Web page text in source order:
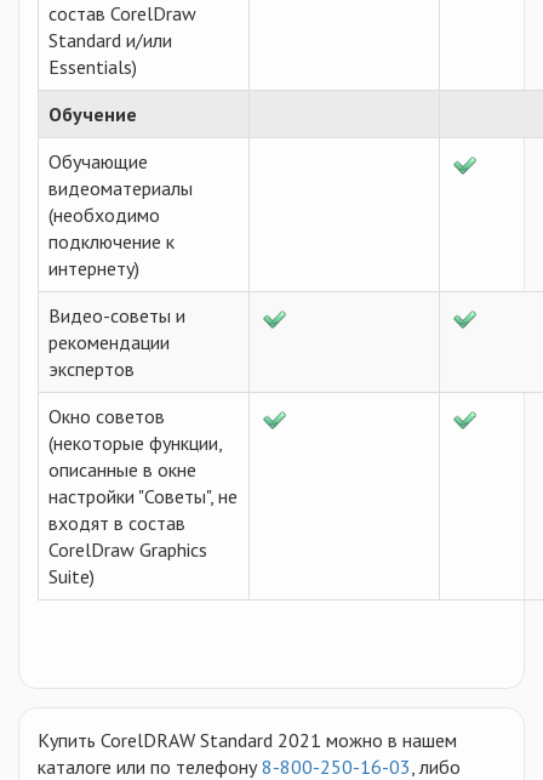
состав CorelDraw
Standard и/или
Essentials)
Обучение
Обучающие
видеоматериалы
(необходимо
подключение к
интернету)
Видео-советы и
рекомендации
экспертов
Окно советов
(некоторые функции,
описанные в окне
настройки "Советы", не
входят в состав
CorelDraw Graphics
Suite)
Купить CorelDRAW Standard 2021 можно в нашем
каталоге или по телефону8-800-250-16-03, либо